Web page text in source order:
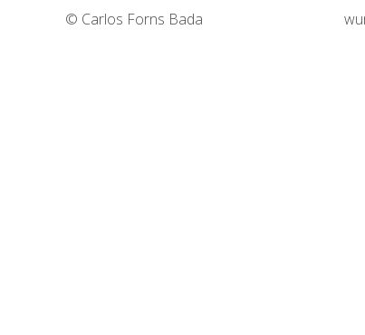
© Carlos Forns Bada